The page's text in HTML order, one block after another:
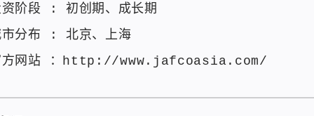
资阶段 : 初创期、 成长期
市分布 : 北京、 上海
网站 ： http://www.jafcoasia.com/